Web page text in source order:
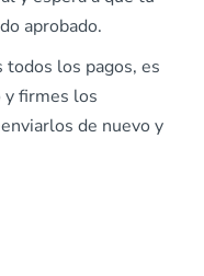
aprobado.
todos los pagos, es
y firmes los
de nuevo y